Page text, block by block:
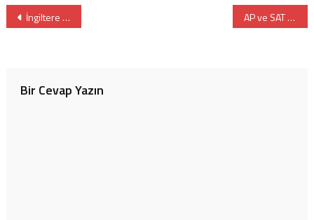
Yazı
İngiltere Yaz Okulu Programı: Shropshire’da 8–16 Yaş İçin Güvenli ve Uluslararası Yaz Deneyim AP ve SAT Sınavlarında Kriz Çözüldü: MEB’den Öğrencileri Rahatlatan Yeni Karar!
Bir Cevap Yazın